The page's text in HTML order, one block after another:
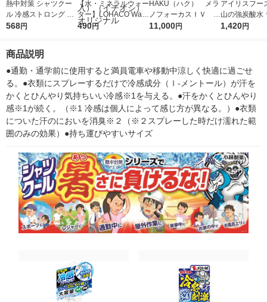
熱中対策 シャツクー
ル 冷感ストロング 10
0mL 小林製薬 冷却用
568円
【水・ミネラルウォー
ター】LOHACO Wate
r（ロハコウォータ
490円
HAKU（ハク） メラ
ノフォーカスＩＶ 4
5ｇ 資生堂 おまけ
11,000円
アイリスフー
山の強炭酸水
レス 500ml 1
1,420円
商品説明
●通勤・通学前に使用すると満員電車や移動中涼しく快適に過ごせ
る。●衣類にスプレーするだけで冷感成分（ｌ‐メントール）が汗を
かくとひんやり気持ちいい冷感※1を与える。●汗をかくとひんやり
感※1が続く。（※1 冷感は個人によって感じ方が異なる。）●衣類
についた汗のにおいを消臭※２（※２スプレーした時だけ濡れた範
囲のみの効果）●持ち運びやすいサイズ